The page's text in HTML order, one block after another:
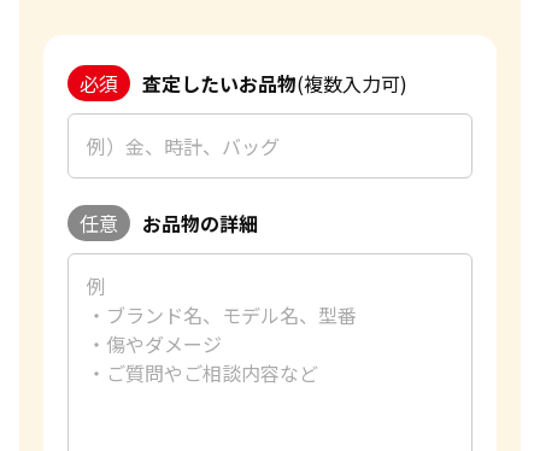
必須 査定したいお品物(複数入力可)
任意 お品物の詳細